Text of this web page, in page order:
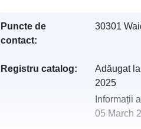
Puncte de
contact:
30301
Registru catalog: Adăugat
2025
Informații
05 March